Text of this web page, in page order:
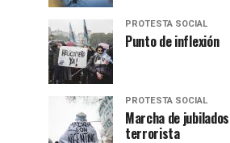
PROTESTA SOCIAL
Punto de inflexión
PROTESTA SOCIAL
Marcha de
terrorista